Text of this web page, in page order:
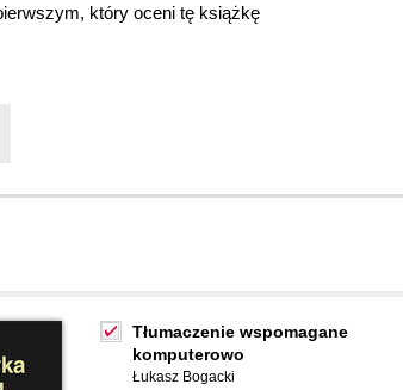
który oceni tę książkę
Tłumaczenie wspomagane
komputerowo
Łukasz Bogacki